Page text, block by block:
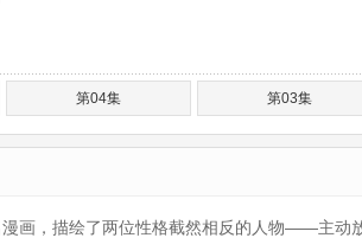
第04集 第03集
画，描绘了两位性格截然相反的人物——主动